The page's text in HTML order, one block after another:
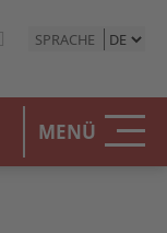
SPRACHE
MENÜ